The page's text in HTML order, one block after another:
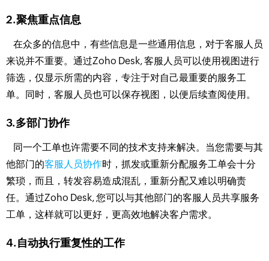
2.聚焦重点信息
在众多的信息中，有些信息是一些通用信息，对于客服人员
来说并不重要。通过Zoho Desk, 客服人员可以使用视图进行
筛选，仅显示所需的内容，专注于对自己最重要的服务工
单。同时，客服人员也可以保存视图，以便后续查阅使用。
3.多部门协作
同一个工单也许需要不同的技术支持来解决。当您需要与其
他部门的客服人员协作时，抓发或重新分配服务工单会十分
繁琐，而且，转发容易造成混乱，重新分配又难以明确责
任。通过Zoho Desk, 您可以与其他部门的客服人员共享服务
工单，这样就可以更好，更高效地解决客户需求。
4.自动执行重复性的工作